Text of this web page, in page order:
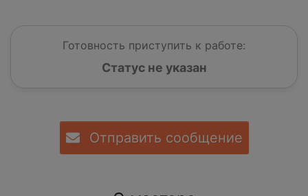
Готовность приступить к работе:
Статус не указан
Отправить сообщение